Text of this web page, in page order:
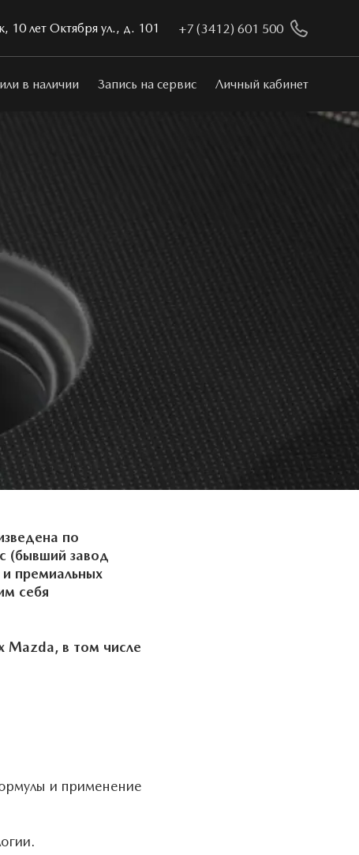
10 лет Октября ул., д. 101 +7 (3412) 601 500
в наличии Запись на сервис Личный кабинет
по
(бывший завод
премиальных
себя
Mazda, в том числе
и применение